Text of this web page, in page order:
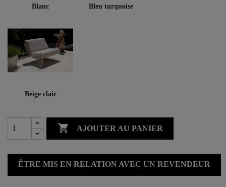
Blanc Bleu turquoise
Beige clair
 AJOUTER AU PANIER
ÊTRE MIS EN RELATION AVEC UN REVENDEUR